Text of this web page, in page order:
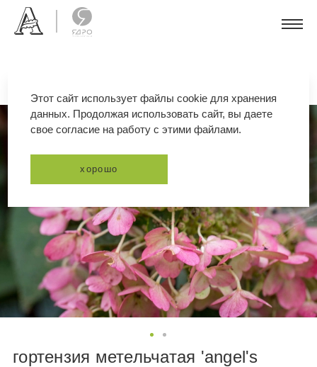
гортензия метельчатая 'angel's
Этот сайт использует файлы cookie для хранения
данных. Продолжая использовать сайт, вы даете
свое согласие на работу с этими файлами.
хорошо